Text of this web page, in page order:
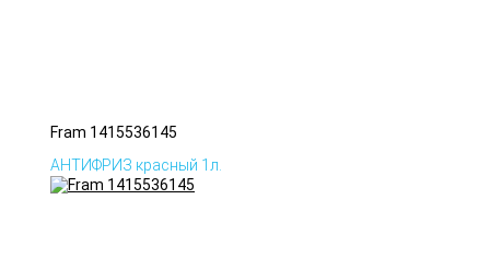
Fram 1415536145
АНТИФРИЗ красный 1л.